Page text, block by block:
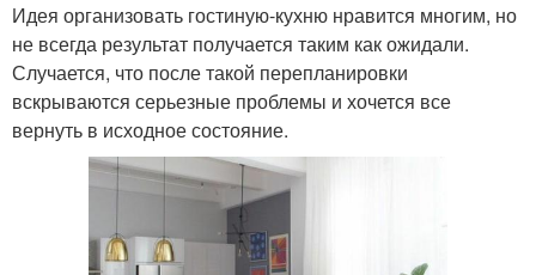
Идея организовать гостиную-кухню нравится многим, но
не всегда результат получается таким как ожидали.
Случается, что после такой перепланировки
вскрываются серьезные проблемы и хочется все
вернуть в исходное состояние.